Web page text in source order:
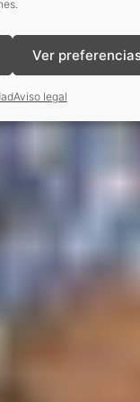
Ver
Aviso legal